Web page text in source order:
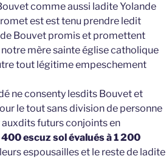
comme aussi ladite Yolande
est est tenu prendre ledit
Bouvet promis et promettent
mère sainte église catholique
tout légitime empeschement
ne consenty lesdits Bouvet et
le tout sans division de personne
futurs conjoints en
400 escuz sol évalués à 1 200
espousailles et le reste de ladite